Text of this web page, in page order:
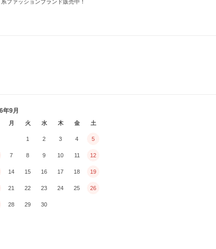
ファッションブランド販売中！
年9月
月 火 水 木 金 土
1 2 3 4 5
7 8 9 10 11 12
14 15 16 17 18 19
21 22 23 24 25 26
28 29 30